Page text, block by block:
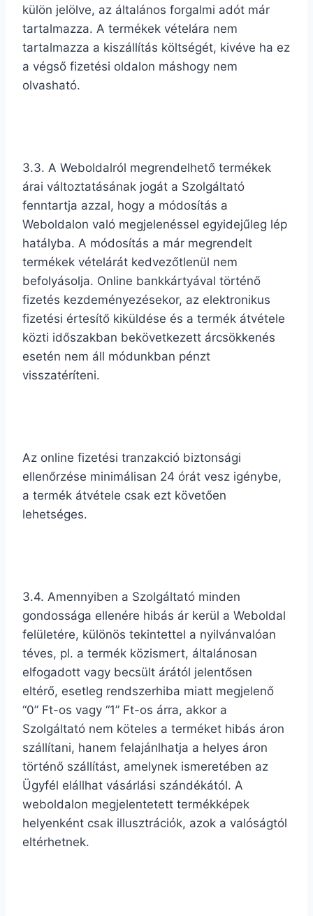
külön jelölve, az általános forgalmi adót már
tartalmazza. A termékek vételára nem
tartalmazza a kiszállítás költségét, kivéve ha ez
a végső fizetési oldalon máshogy nem
olvasható.
3.3. A Weboldalról megrendelhető termékek
árai változtatásának jogát a Szolgáltató
fenntartja azzal, hogy a módosítás a
Weboldalon való megjelenéssel egyidejűleg lép
hatályba. A módosítás a már megrendelt
termékek vételárát kedvezőtlenül nem
befolyásolja. Online bankkártyával történő
fizetés kezdeményezésekor, az elektronikus
fizetési értesítő kiküldése és a termék átvétele
közti időszakban bekövetkezett árcsökkenés
esetén nem áll módunkban pénzt
visszatéríteni.
Az online fizetési tranzakció biztonsági
ellenőrzése minimálisan 24 órát vesz igénybe,
a termék átvétele csak ezt követően
lehetséges.
3.4. Amennyiben a Szolgáltató minden
gondossága ellenére hibás ár kerül a Weboldal
felületére, különös tekintettel a nyilvánvalóan
téves, pl. a termék közismert, általánosan
elfogadott vagy becsült árától jelentősen
eltérő, esetleg rendszerhiba miatt megjelenő
“0” Ft-os vagy “1” Ft-os árra, akkor a
Szolgáltató nem köteles a terméket hibás áron
szállítani, hanem felajánlhatja a helyes áron
történő szállítást, amelynek ismeretében az
Ügyfél elállhat vásárlási szándékától. A
weboldalon megjelentetett termékképek
helyenként csak illusztrációk, azok a valóságtól
eltérhetnek.